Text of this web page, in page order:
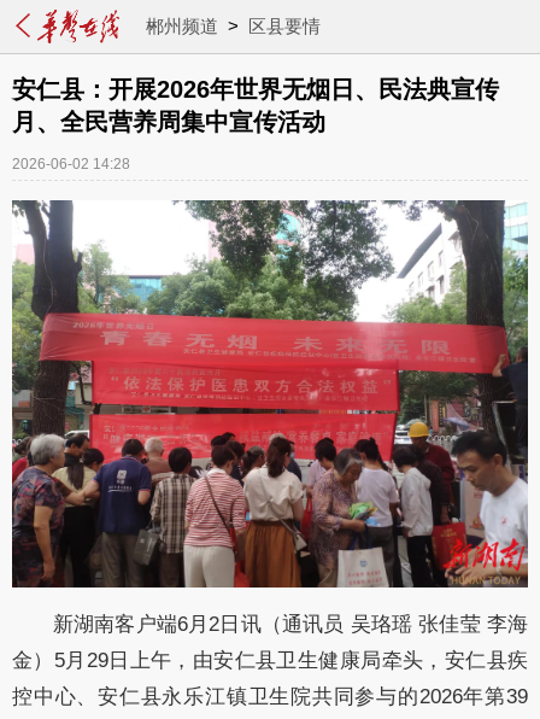
郴州频道 > 区县要情
安仁县：开展2026年世界无烟日、民法典宣传
月、全民营养周集中宣传活动
2026-06-02 14:28
新湖南客户端6月2日讯（通讯员 吴珞瑶 张佳莹 李海
金） 5月29日上午，由安仁县卫生健康局牵头， 安仁县疾
控中心、安仁县永乐江镇卫生院共同参与的2026年第39